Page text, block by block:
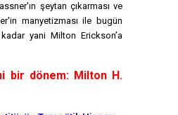
şeytan çıkarması ve
manyetizması ile bugün
yani Milton Erickson’a
bir dönem: Milton H.